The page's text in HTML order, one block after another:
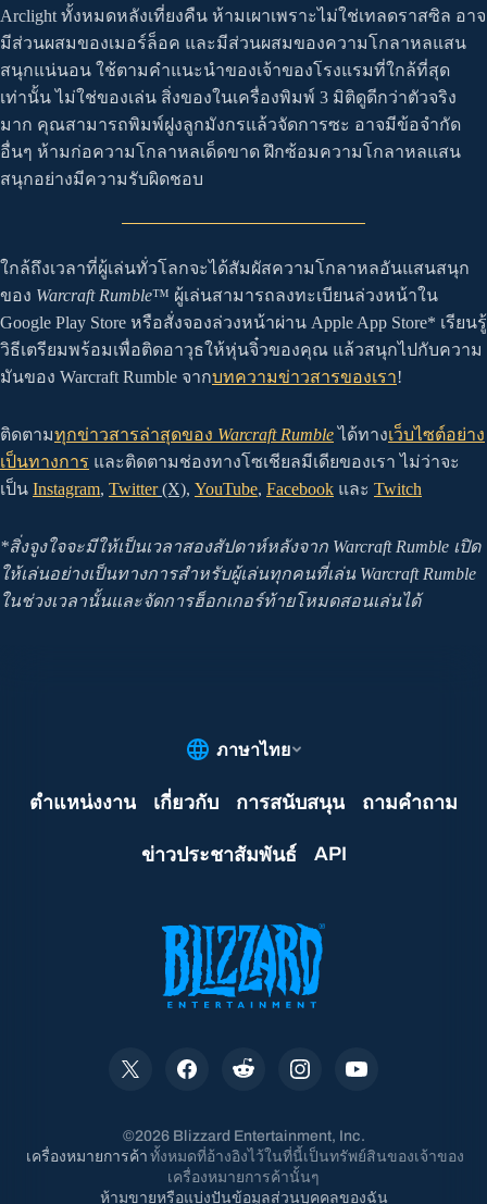
Arclight ทั้งหมดหลังเที่ยงคืน ห้ามเผาเพราะไม่ใช่เทลดราสซิล อาจ
มีส่วนผสมของเมอร์ล็อค และมีส่วนผสมของความโกลาหลแสน
สนุกแน่นอน ใช้ตามคำแนะนำของเจ้าของโรงแรมที่ใกล้ที่สุด
เท่านั้น ไม่ใช่ของเล่น สิ่งของในเครื่องพิมพ์ 3 มิติดูดีกว่าตัวจริง
มาก คุณสามารถพิมพ์ฝูงลูกมังกรแล้วจัดการซะ อาจมีข้อจำกัด
อื่นๆ ห้ามก่อความโกลาหลเด็ดขาด ฝึกซ้อมความโกลาหลแสน
สนุกอย่างมีความรับผิดชอบ
ใกล้ถึงเวลาที่ผู้เล่นทั่วโลกจะได้สัมผัสความโกลาหลอันแสนสนุก
ของ Warcraft Rumble™ ผู้เล่นสามารถลงทะเบียนล่วงหน้าใน
Google Play Store หรือสั่งจองล่วงหน้าผ่าน Apple App Store* เรียนรู้
วิธีเตรียมพร้อมเพื่อติดอาวุธให้หุ่นจิ๋วของคุณ แล้วสนุกไปกับความ
มันของ Warcraft Rumble จากบทความข่าวสารของเรา!
ติดตามทุกข่าวสารล่าสุดของ Warcraft Rumbleได้ทางเว็บไซต์อย่าง
เป็นทางการ และติดตามช่องทางโซเชียลมีเดียของเรา ไม่ว่าจะ
เป็น Instagram, Twitter(X), YouTube, Facebook และ Twitch
*สิ่งจูงใจจะมีให้เป็นเวลาสองสัปดาห์หลังจาก Warcraft Rumble เปิด
ให้เล่นอย่างเป็นทางการสำหรับผู้เล่นทุกคนที่เล่น Warcraft Rumble
ในช่วงเวลานั้นและจัดการฮ็อกเกอร์ท้ายโหมดสอนเล่นได้